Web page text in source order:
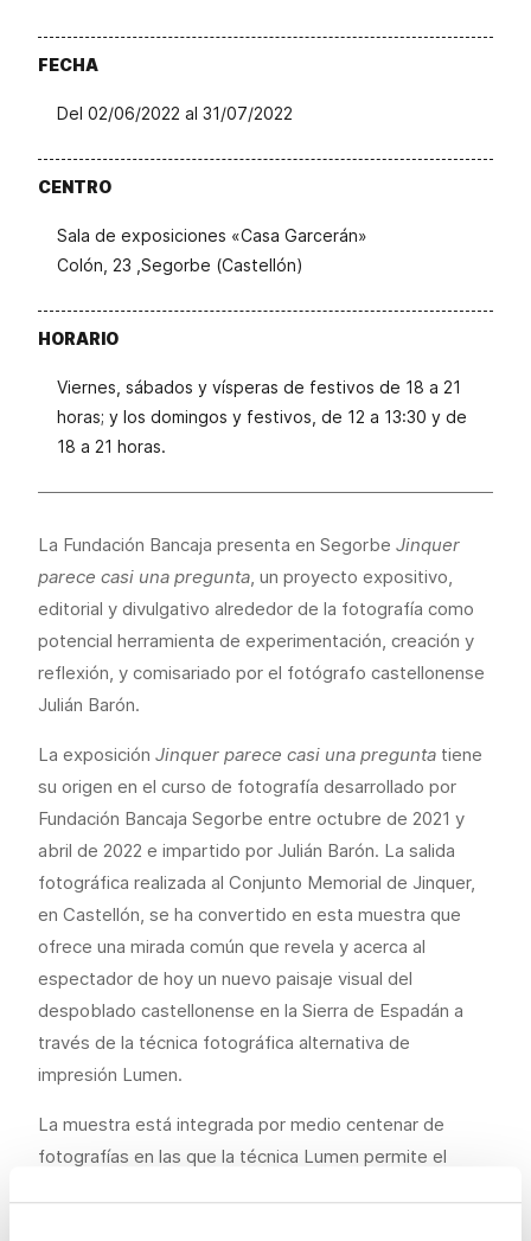
FECHA
Del 02/06/2022 al 31/07/2022
CENTRO
Sala de exposiciones «Casa Garcerán»
Colón, 23 ,Segorbe (Castellón)
HORARIO
Viernes, sábados y vísperas de festivos de 18 a 21
horas; y los domingos y festivos, de 12 a 13:30 y de
18 a 21 horas.
La Fundación Bancaja presenta en Segorbe Jinquer
parece casi una pregunta, un proyecto expositivo,
editorial y divulgativo alrededor de la fotografía como
potencial herramienta de experimentación, creación y
reflexión, y comisariado por el fotógrafo castellonense
Julián Barón.
La exposición Jinquer parece casi una pregunta tiene
su origen en el curso de fotografía desarrollado por
Fundación Bancaja Segorbe entre octubre de 2021 y
abril de 2022 e impartido por Julián Barón. La salida
fotográfica realizada al Conjunto Memorial de Jinquer,
en Castellón, se ha convertido en esta muestra que
ofrece una mirada común que revela y acerca al
espectador de hoy un nuevo paisaje visual del
despoblado castellonense en la Sierra de Espadán a
través de la técnica fotográfica alternativa de
impresión Lumen.
La muestra está integrada por medio centenar de
fotografías en las que la técnica Lumen permite el